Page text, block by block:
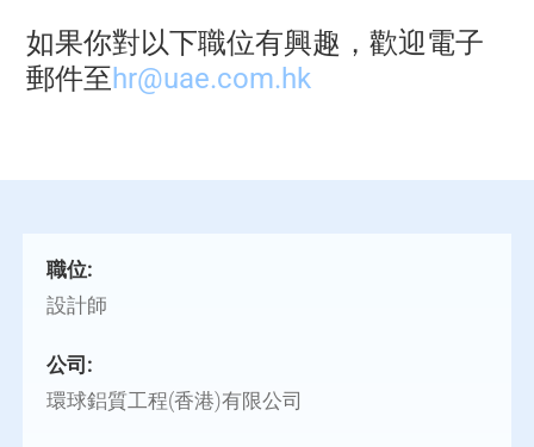
如果你對以下職位有興趣，歡迎電子
郵件至hr@uae.com.hk
職位:
設計師
公司:
環球鋁質工程(香港)有限公司